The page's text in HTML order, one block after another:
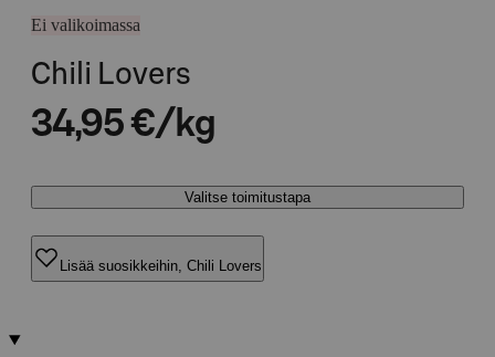
Ei valikoimassa
Chili Lovers
34,95 €/kg
Valitse toimitustapa
Lisää suosikkeihin, Chili Lovers